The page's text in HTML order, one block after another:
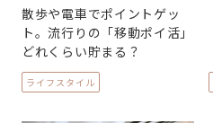
散歩や電車でポイントゲッ
ト。流行りの「移動ポイ活」
どれくらい貯まる？
ライフスタイル